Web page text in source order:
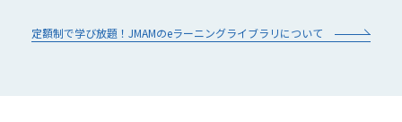
定額制で学び放題！JMAMのeラーニングライブラリについて